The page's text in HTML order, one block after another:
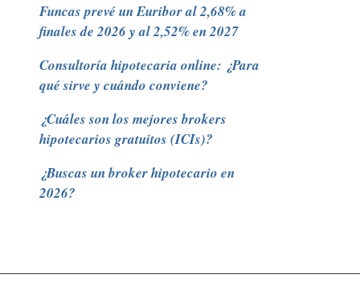
Funcas prevé un Euribor al 2,68% a
finales de 2026 y al 2,52% en 2027
Consultoría hipotecaria online: ¿Para
qué sirve y cuándo conviene?
¿Cuáles son los mejores brokers
hipotecarios gratuitos (ICIs)?
¿Buscas un broker hipotecario en
2026?